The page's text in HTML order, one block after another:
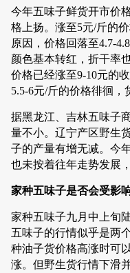
今年五味子鲜货开市价
格上扬。涨至5元/斤的
原因，价格回落至4.7-
颜色基本转红，折干率
价格已经涨至9-10元的
5.5-6元/斤的价格徘徊，
据黑龙江、吉林五味子
量不小。辽宁产区野生
子的产量有增无减。今
也未按着往年走势发展
家种五味子是否会受影
家种五味子九月中上旬
五味子的行情似乎是两
种油子货价格高涨时可
涨。但野生货行情下滑